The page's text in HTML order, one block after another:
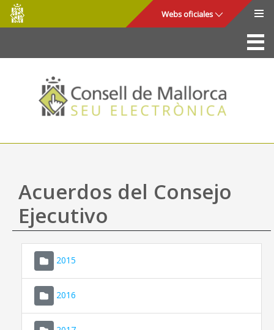
Saltar al contenido principal
Consell
de
Mallorca
Webs oficiales
La Sede
Consejo de Mallorca
Acceso y seguridad
Utilidades
Mapa web
Ayuda
Acuerdos del Consejo
Ejecutivo
2015
2016